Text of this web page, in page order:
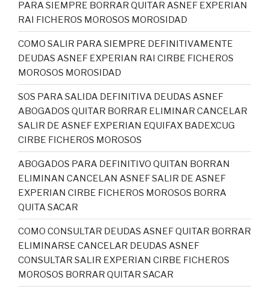
PARA SIEMPRE BORRAR QUITAR ASNEF EXPERIAN
RAI FICHEROS MOROSOS MOROSIDAD
COMO SALIR PARA SIEMPRE DEFINITIVAMENTE
DEUDAS ASNEF EXPERIAN RAI CIRBE FICHEROS
MOROSOS MOROSIDAD
SOS PARA SALIDA DEFINITIVA DEUDAS ASNEF
ABOGADOS QUITAR BORRAR ELIMINAR CANCELAR
SALIR DE ASNEF EXPERIAN EQUIFAX BADEXCUG
CIRBE FICHEROS MOROSOS
ABOGADOS PARA DEFINITIVO QUITAN BORRAN
ELIMINAN CANCELAN ASNEF SALIR DE ASNEF
EXPERIAN CIRBE FICHEROS MOROSOS BORRA
QUITA SACAR
COMO CONSULTAR DEUDAS ASNEF QUITAR BORRAR
ELIMINARSE CANCELAR DEUDAS ASNEF
CONSULTAR SALIR EXPERIAN CIRBE FICHEROS
MOROSOS BORRAR QUITAR SACAR